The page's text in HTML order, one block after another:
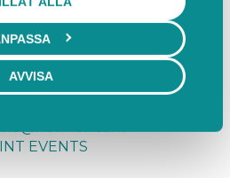
AVVISA
Nygatan, Mariestad, Sverige
EVENTS